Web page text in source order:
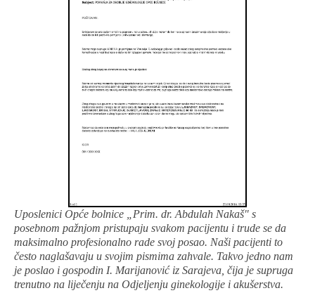
Uposlenici Opće bolnice „Prim. dr. Abdulah Nakaš" s
posebnom pažnjom pristupaju svakom pacijentu i trude se da
maksimalno profesionalno rade svoj posao. Naši pacijenti to
često naglašavaju u svojim pismima zahvale. Takvo jedno nam
je poslao i gospodin I. Marijanović iz Sarajeva, čija je supruga
trenutno na liječenju na Odjeljenju ginekologije i akušerstva.